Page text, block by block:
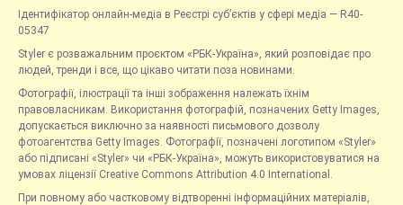
Ідентифікатор онлайн-медіа в Реєстрі суб’єктів у сфері медіа — R40-
05347
Styler є розважальним проєктом «РБК-Україна», який розповідає про
людей, тренди і все, що цікаво читати поза новинами.
Фотографії, ілюстрації та інші зображення належать їхнім
правовласникам. Використання фотографій, позначених Getty Images,
допускається виключно за наявності письмового дозволу
фотоагентства Getty Images. Фотографії, позначені логотипом «Styler»
або підписані «Styler» чи «РБК-Україна», можуть використовуватися на
умовах ліцензії Creative Commons Attribution 4.0 International.
При повному або частковому відтворенні інформаційних матеріалів,